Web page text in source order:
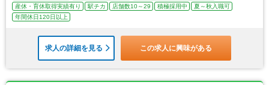
産休・育休取得実績有り
駅チカ 店舗数10～29 積極採用中
夏～秋入職可
年間休日120日以上
求人の詳細を見る この求人に興味がある